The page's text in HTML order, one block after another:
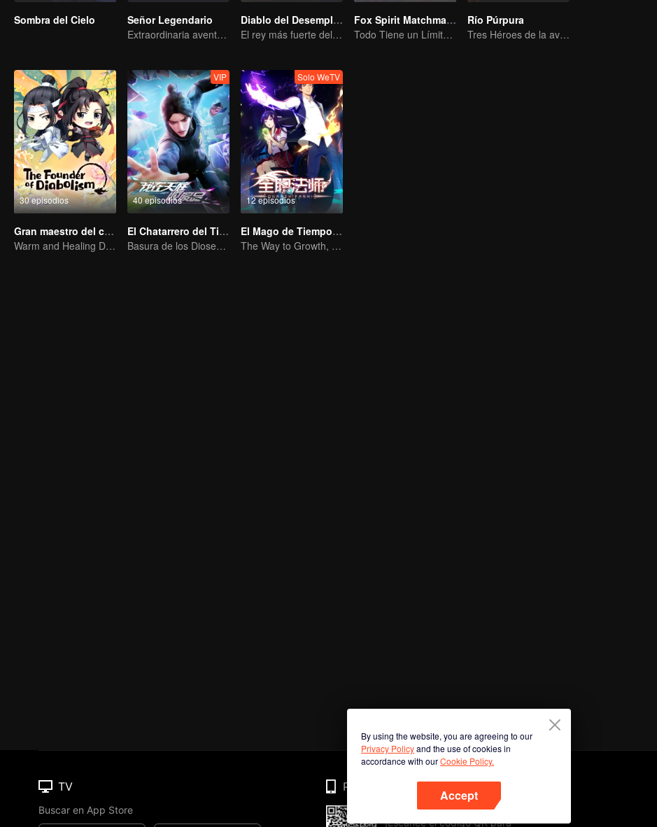
Sombra del Cielo
Señor Legendario
Extraordinaria aventura, una adolescente renacida de la adversidad.
Diablo del Desempleo
El rey más fuerte del inframundo más competitivo
Fox Spirit Matchmaker
Todo Tiene un Límite, Excepto el Amor y el Odio
Río Púrpura
Tres Héroes de la aventura de Zichuan en el Continente Xichuan
30 episodios
Gran maestro del cultivo demoníaco Q
Warm and Healing Daily Life
40 episodios
VIP
El Chatarrero del Tianting
Basura de los Dioses, Aniquilando a los Enemigos del Cielo
12 episodios
Solo WeTV
El Mago de Tiempo Completo Temporada 1
The Way to Growth, Encouragement and Self-improvement
By using the website, you are agreeing to our
Privacy Policyand the use of cookies in
accordance with ourCookie Policy.
Accept
TV
Buscar en App Store
Phone
¡Escanee el código QR para